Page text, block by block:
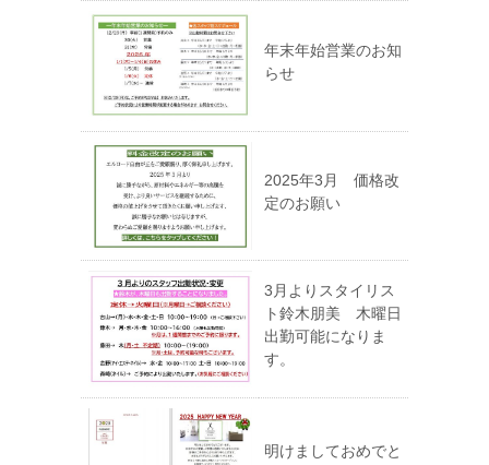
年末年始営業のお知
らせ
2025年3月 価格改
定のお願い
3月よりスタイリス
ト鈴木朋美 木曜日
出勤可能になりま
す。
明けましておめでと